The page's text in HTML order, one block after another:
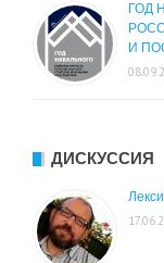
ГОД
И
ДИСКУССИЯ